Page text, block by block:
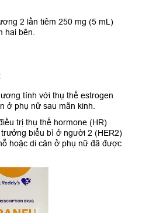
2 lần tiêm 250 mg (5 mL)
hai bên.
tính với thụ thể estrogen
ở phụ nữ sau mãn kinh.
trị thụ thể hormone (HR)
biểu bì ở người 2 (HER2)
hoặc di căn ở phụ nữ đã được